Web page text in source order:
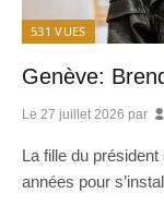
531 VUES
Genève:
Le 27 juillet 2026 par
La fille du président
années pour